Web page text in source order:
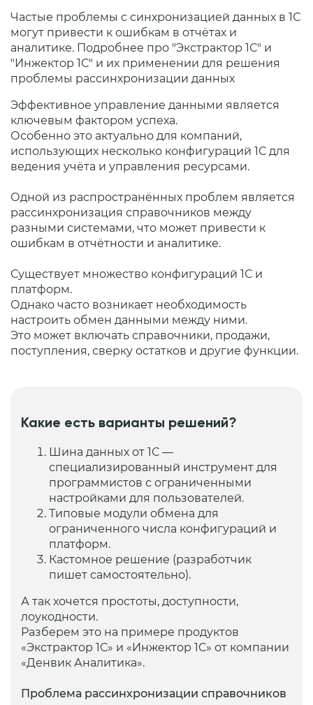
Частые проблемы с синхронизацией данных в 1С
могут привести к ошибкам в отчётах и
аналитике. Подробнее про "Экстрактор 1С" и
"Инжектор 1С" и их применении для решения
проблемы рассинхронизации данных
Эффективное управление данными является
ключевым фактором успеха.
Особенно это актуально для компаний,
использующих несколько конфигураций 1С для
ведения учёта и управления ресурсами.
Одной из распространённых проблем является
рассинхронизация справочников между
разными системами, что может привести к
ошибкам в отчётности и аналитике.
Существует множество конфигураций 1С и
платформ.
Однако часто возникает необходимость
настроить обмен данными между ними.
Это может включать справочники, продажи,
поступления, сверку остатков и другие функции.
Какие есть варианты решений?
Шина данных от 1С —
специализированный инструмент для
программистов с ограниченными
настройками для пользователей.
Типовые модули обмена для
ограниченного числа конфигураций и
платформ.
Кастомное решение (разработчик
пишет самостоятельно).
А так хочется простоты, доступности,
лоукодности.
Разберем это на примере продуктов
«Экстрактор 1С» и «Инжектор 1С» от компании
«Денвик Аналитика».
Проблема рассинхронизации справочников